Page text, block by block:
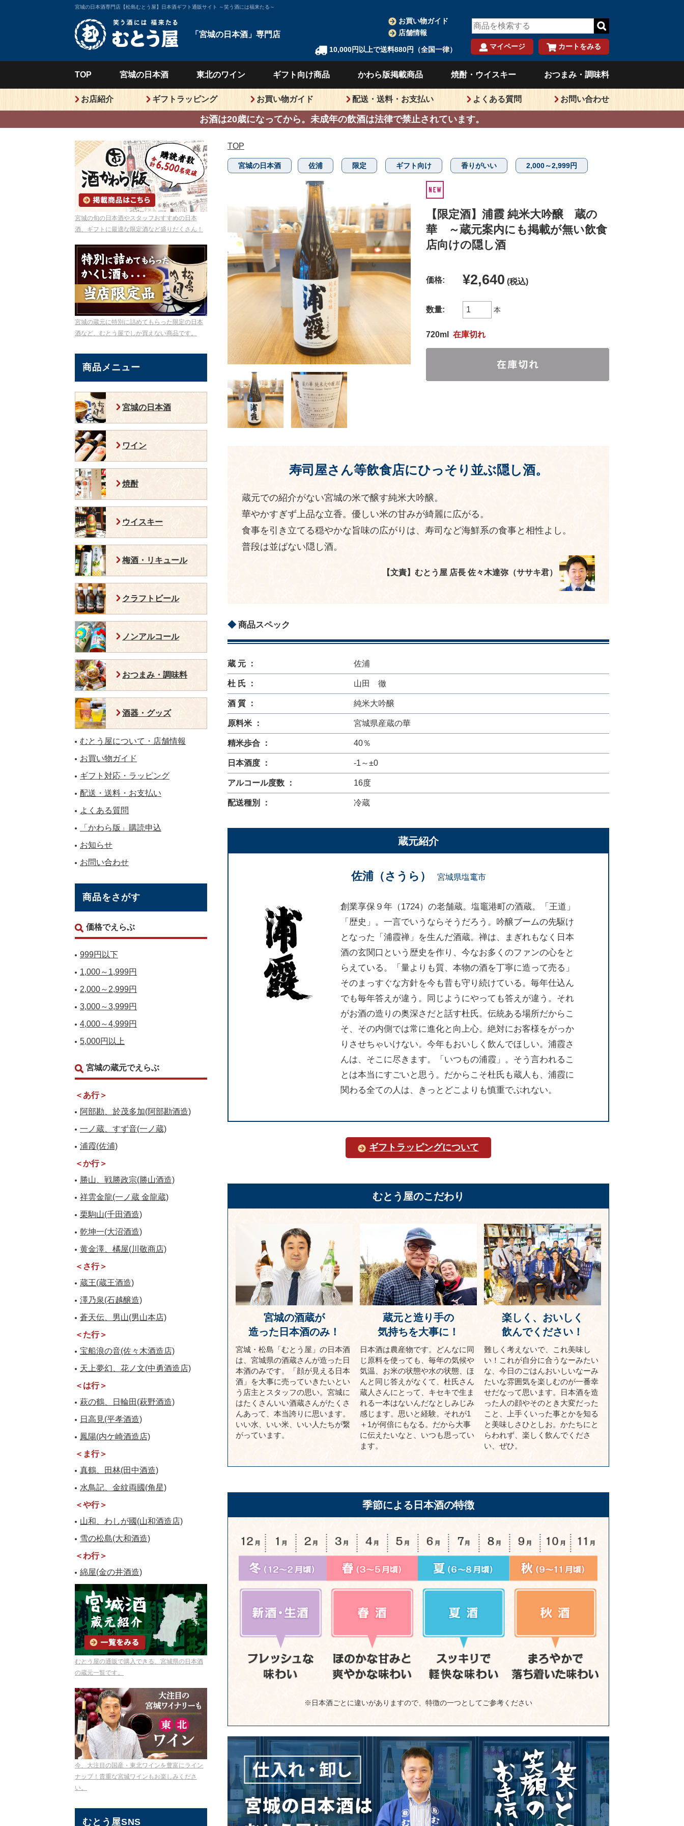
宮城の日本酒専門店【松島むとう屋】日本酒ギフト通販サイト ～笑う酒には福来たる～
「宮城の日本酒」 専門店
お買い物ガイド
店舗情報
10,000円以上で送料880円（全国一律） カートをみる
マイページ
TOP 宮城の日本酒 東北のワイン ギフト向け商品 かわら版掲載商品 焼酎・ウイスキー おつまみ・調味料
お店紹介 ギフトラッピング お買い物ガイド 配送・送料・お支払い よくある質問 お問い合わせ
お酒は20歳になってから。 未成年の飲酒は法律で禁止されています。
TOP
宮城の日本酒 佐浦 限定 ギフト向け 香りがいい 2,000～2,999円
【限定酒】浦霞 純米大吟醸 蔵の
華 ～蔵元案内にも掲載が無い飲食
店向けの隠し酒
価格: ¥2,640 (税込)
数量: 本
720ml 在庫切れ
寿司屋さん等飲食店にひっそり並ぶ隠し酒。
蔵元での紹介がない宮城の米で醸す純米大吟醸。
華やかすぎず上品な立香。優しい米の甘みが綺麗に広がる。
食事を引き立てる穏やかな旨味の広がりは、寿司など海鮮系の食事と相性よし。
普段は並ばない隠し酒。
【文責】むとう屋 店長 佐々木達弥（ササキ君）
商品スペック
蔵 元 ： 佐浦
杜 氏 ： 山田 徹
酒 質 ： 純米大吟醸
原料米 ： 宮城県産蔵の華
精米歩合 ： 40％
日本酒度 ： -1～±0
アルコール度数 ： 16度
配送種別 ： 冷蔵
蔵元紹介
佐浦（さうら） 宮城県塩竃市
創業享保９年（1724）の老舗蔵。塩竈港町の酒蔵。「王道」
「歴史」。一言でいうならそうだろう。吟醸ブームの先駆け
となった「浦霞禅」を生んだ酒蔵。禅は、まぎれもなく日本
酒の玄関口という歴史を作り、今なお多くのファンの心をと
らえている。「量よりも質、本物の酒を丁寧に造って売る」
そのまっすぐな方針を今も昔も守り続けている。毎年仕込ん
でも毎年答えが違う。同じようにやっても答えが違う。それ
がお酒の造りの奥深さだと話す杜氏。伝統ある場所だからこ
そ、その内側では常に進化と向上心。絶対にお客様をがっか
りさせちゃいけない。今年もおいしく飲んでほしい。浦霞さ
んは、そこに尽きます。「いつもの浦霞」。そう言われるこ
とは本当にすごいと思う。だからこそ杜氏も蔵人も、浦霞に
関わる全ての人は、きっとどこよりも慎重でぶれない。
ギフトラッピングについて
むとう屋のこだわり
宮城の酒蔵が
造った日本酒のみ！
宮城・松島「むとう屋」の日本酒
は、宮城県の酒蔵さんが造った日
本酒のみです。「顔が見える日本
酒」を大事に売っていきたいとい
う店主とスタッフの思い。宮城に
はたくさんいい酒蔵さんがたくさ
んあって、本当誇りに思います。
いい水、いい米、いい人たちが繋
がっています。
蔵元と造り手の
気持ちを大事に！
日本酒は農産物です。どんなに同
じ原料を使っても、毎年の気候や
気温、お米の状態や水の状態、ほ
んと同じ答えがなくて、杜氏さん
蔵人さんにとって、キセキで生ま
れる一本はないんだなとしみじみ
感じます。思いと経験。それが1
＋1が何倍にもなる。だから大事
に伝えたいなと、いつも思ってい
ます。
楽しく、おいしく
飲んでください！
難しく考えないで、これ美味し
い！これが自分に合うなーみたい
な、今日のごはんおいしいなーみ
たいな雰囲気を楽しむのが一番幸
せだなって思います。日本酒を造
った人の顔やそのとき大変だった
こと、上手くいった事とかを知る
と美味しさひとしお。かたちにと
らわれず、楽しく飲んでくださ
い、ぜひ。
季節による日本酒の特徴
※日本酒ごとに違いがありますので、特徴の一つとしてご参考ください
宮城の旬の日本酒やスタッフおすすめの日本
酒、ギフトに最適な限定酒など盛りだくさん！
宮城の蔵元に特別に詰めてもらった限定の日本
酒など、むとう屋でしか買えない商品です。
商品メニュー
宮城の日本酒
ワイン
焼酎
ウイスキー
梅酒・リキュール
クラフトビール
ノンアルコール
おつまみ・調味料
酒器・グッズ
むとう屋について・店舗情報
お買い物ガイド
ギフト対応・ラッピング
配送・送料・お支払い
よくある質問
「かわら版」購読申込
お知らせ
お問い合わせ
商品をさがす
価格でえらぶ
999円以下
1,000～1,999円
2,000～2,999円
3,000～3,999円
4,000～4,999円
5,000円以上
宮城の蔵元でえらぶ
＜あ行＞
阿部勘、於茂多加(阿部勘酒造)
一ノ蔵、すず音(一ノ蔵)
浦霞(佐浦)
＜か行＞
勝山、戦勝政宗(勝山酒造)
祥雲金龍(一ノ蔵 金龍蔵)
栗駒山(千田酒造)
乾坤一(大沼酒造)
黄金澤、橘屋(川敬商店)
＜さ行＞
蔵王(蔵王酒造)
澤乃泉(石越醸造)
蒼天伝、男山(男山本店)
＜た行＞
宝船浪の音(佐々木酒造店)
天上夢幻、花ノ文(中勇酒造店)
＜は行＞
萩の鶴、日輪田(萩野酒造)
日高見(平孝酒造)
鳳陽(内ケ崎酒造店)
＜ま行＞
真鶴、田林(田中酒造)
水鳥記、金紋両國(角星)
＜や行＞
山和、わしが國(山和酒造店)
雪の松島(大和酒造)
＜わ行＞
綿屋(金の井酒造)
むとう屋の通販で購入できる、宮城県の日本酒
の蔵元一覧です。
今、大注目の国産・東北ワインを豊富にライン
ナップ！貴重な宮城ワインもお楽しみくださ
い。
むとう屋SNS